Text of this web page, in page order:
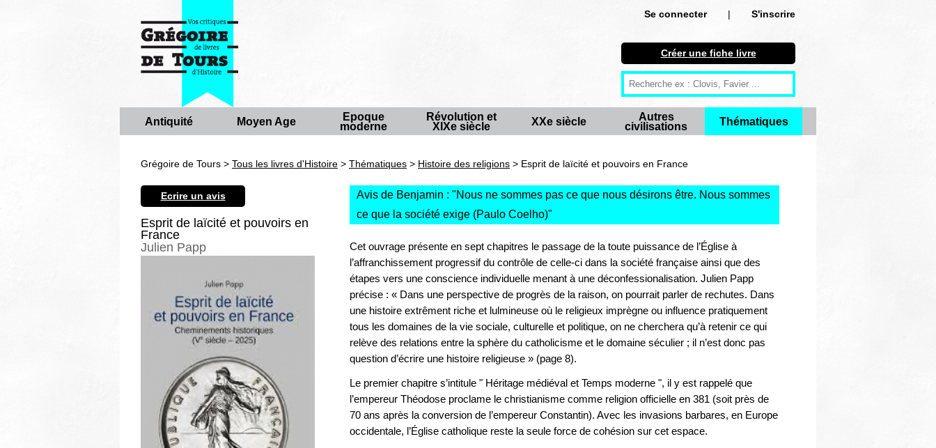
Se connecter |
S'inscrire
S'inscrire
Créer une fiche livre
Antiquité
Moyen Age
Epoque moderne
XXe siècle
Autres civilisations
Thématiques
Créer une fiche livre
Antiquité Moyen Age
Epoque
moderne
Révolution et
XIXe siècle
XXe siècle
Autres
civilisations
Thématiques
Grégoire de Tours > Tous les livres d'Histoire > Thématiques > Histoire des religions > Esprit de laïcité et pouvoirs en France
Ecrire un avis
Esprit de laïcité et pouvoirs en
France
Julien Papp
Avis de Benjamin : "Nous ne sommes pas ce que nous désirons être. Nous sommes
ce que la société exige (Paulo Coelho)"
Cet ouvrage présente en sept chapitres le passage de la toute puissance de l’Église à
l’affranchissement progressif du contrôle de celle-ci dans la société française ainsi que des
étapes vers une conscience individuelle menant à une déconfessionalisation. Julien Papp
précise : « Dans une perspective de progrès de la raison, on pourrait parler de rechutes. Dans
une histoire extrêment riche et lulmineuse où le religieux imprègne ou influence pratiquement
tous les domaines de la vie sociale, culturelle et politique, on ne cherchera qu’à retenir ce qui
relève des relations entre la sphère du catholicisme et le domaine séculier ; il n’est donc pas
question d’écrire une histoire religieuse » (page 8).
Le premier chapitre s’intitule " Héritage médiéval et Temps moderne ", il y est rappelé que
l’empereur Théodose proclame le christianisme comme religion officielle en 381 (soit près de
70 ans après la conversion de l’empereur Constantin). Avec les invasions barbares, en Europe
occidentale, l’Église catholique reste la seule force de cohésion sur cet espace.